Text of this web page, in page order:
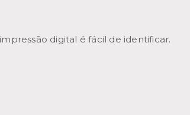
digital é fácil de identificar.